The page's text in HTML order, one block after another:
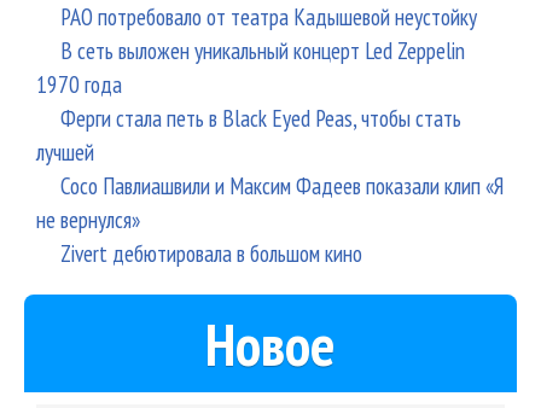
РАО потребовало от театра Кадышевой неустойку
В сеть выложен уникальный концерт Led Zeppelin
1970 года
Ферги стала петь в Black Eyed Peas, чтобы стать
лучшей
Сосо Павлиашвили и Максим Фадеев показали клип «Я
не вернулся»
Zivert дебютировала в большом кино
Новое